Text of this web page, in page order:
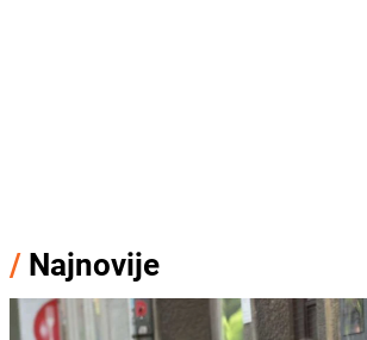
/ Najnovije